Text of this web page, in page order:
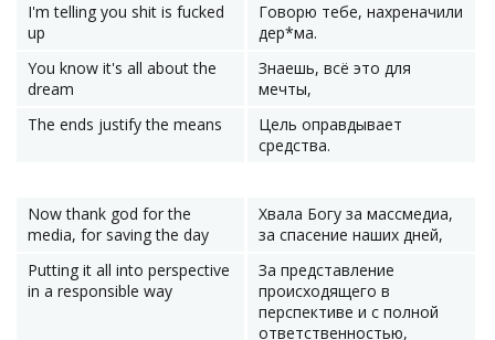
I'm telling you shit is fucked
up
Говорю тебе, нахреначили
дер*ма.
You know it's all about the
dream
Знаешь, всё это для
мечты,
The ends justify the means
Цель оправдывает
средства.
Now thank god for the
media, for saving the day
Хвала Богу за массмедиа,
за спасение наших дней,
Putting it all into perspective
in a responsible way
За представление
происходящего в
перспективе и с полной
ответственностью,